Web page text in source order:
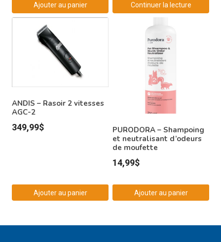
Ajouter au panier Continuer la lecture
ANDIS – Rasoir 2 vitesses
AGC-2
349,99$
Ajouter au panier
PURODORA – Shampoing
et neutralisant d’odeurs
de moufette
14,99$
Ajouter au panier